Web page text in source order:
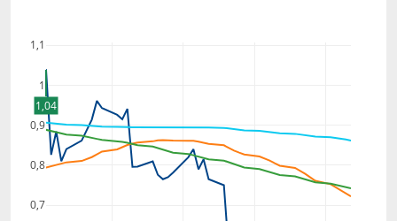
0,7
0,8
0,9
1
1,1
1,04